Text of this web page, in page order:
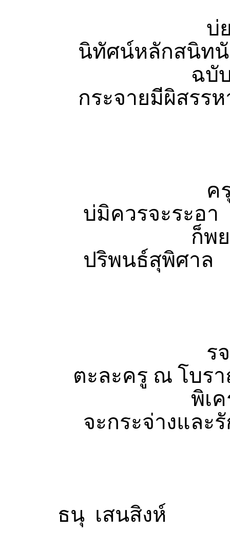
บ่ยากเย็
นิทัศน์หลักสนิทนั
ฉบับแบ
กระจายมีผิสรร
ครุหรื
บ่มิควรจะระอา
ก็พยา
ปริพนธ์สุพิศาล
รจน
ตะละครู ณ โบร
พิเคราะห์
จะกระจ่างและรั
ธนุ เสนสิงห์